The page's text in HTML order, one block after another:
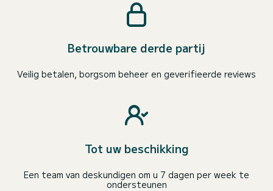
Betrouwbare derde partij
Veilig betalen, borgsom beheer en geverifieerde reviews
Tot uw beschikking
Een team van deskundigen om u 7 dagen per week te
ondersteunen